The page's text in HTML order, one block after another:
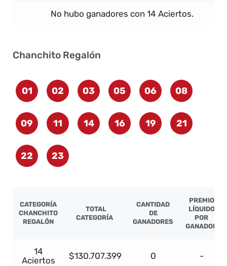
No hubo ganadores con 14 Aciertos.
Chanchito Regalón
01 02 03 05 06 08
09 11 14 16 19 21
22 23
CATEGORÍA
CHANCHITO
REGALÓN
TOTAL
CATEGORÍA
CANTIDAD
DE
GANADORES
PREMIO
LÍQUIDO
POR
GANADOR
14
Aciertos
$130.707.399 0 -